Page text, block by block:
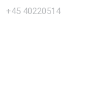
+45 40220514